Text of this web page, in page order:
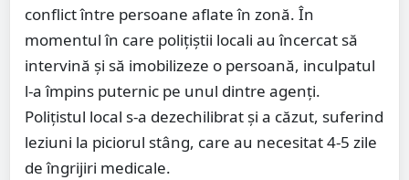
conflict între persoane aflate în zonă. În
momentul în care polițiștii locali au încercat să
intervină și să imobilizeze o persoană, inculpatul
l-a împins puternic pe unul dintre agenți.
Polițistul local s-a dezechilibrat și a căzut, suferind
leziuni la piciorul stâng, care au necesitat 4-5 zile
de îngrijiri medicale.